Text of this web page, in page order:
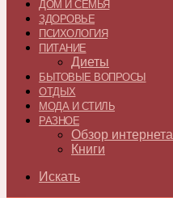
ДОМ И СЕМЬЯ
ЗДОРОВЬЕ
ПСИХОЛОГИЯ
ПИТАНИЕ
Диеты
БЫТОВЫЕ ВОПРОСЫ
ОТДЫХ
МОДА И СТИЛЬ
РАЗНОЕ
Обзор интернета
Книги
Искать